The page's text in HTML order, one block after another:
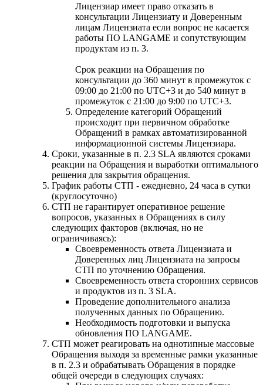
Лицензиар имеет право отказать в
консультации Лицензиату и Доверенным
лицам Лицензиата если вопрос не касается
работы ПО LANGAME и сопутствующим
продуктам из п. 3.
Срок реакции на Обращения по
консультации до 360 минут в промежуток с
09:00 до 21:00 по UTC+3 и до 540 минут в
промежуток с 21:00 до 9:00 по UTC+3.
Определение категорий Обращений
происходит при первичном обработке
Обращений в рамках автоматизированной
информационной системы Лицензиара.
Сроки, указанные в п. 2.3 SLA являются сроками
реакции на Обращения и выработки оптимального
решения для закрытия обращения.
График работы СТП - ежедневно, 24 часа в сутки
(круглосуточно)
СТП не гарантирует оперативное решение
вопросов, указанных в Обращениях в силу
следующих факторов (включая, но не
ограничиваясь):
Своевременность ответа Лицензиата и
Доверенных лиц Лицензиата на запросы
СТП по уточнению Обращения.
Своевременность ответа сторонних сервисов
и продуктов из п. 3 SLA.
Проведение дополнительного анализа
полученных данных по Обращению.
Необходимость подготовки и выпуска
обновления ПО LANGAME.
СТП может реагировать на однотипные массовые
Обращения выходя за временные рамки указанные
в п. 2.3 и обрабатывать Обращения в порядке
общей очереди в следующих случаях: